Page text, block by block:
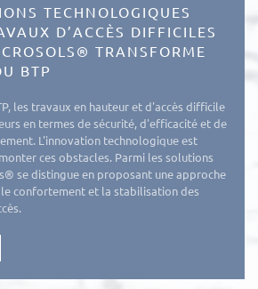
TECHNOLOGIQUES
D’ACCÈS DIFFICILES
TRANSFORME
BTP
les travaux en hauteur et d'accès difficile
en termes de sécurité, d'efficacité et de
L'innovation technologique est
ces obstacles. Parmi les solutions
se distingue en proposant une approche
confortement et la stabilisation des